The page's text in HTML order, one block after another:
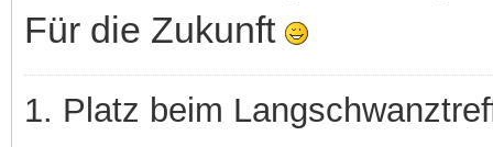
Für die Zukunft
1. Platz beim